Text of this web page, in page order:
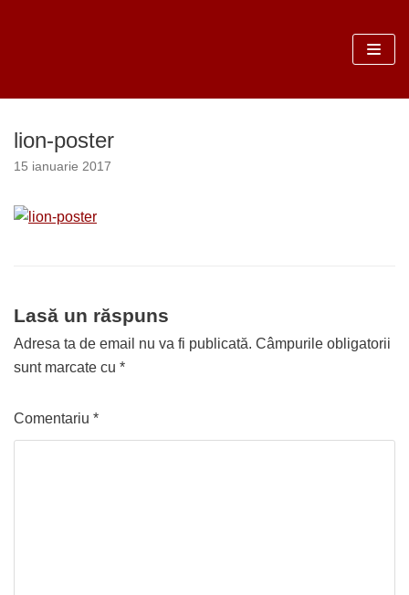
conținut
lion-poster
15 ianuarie 2017
Lasă un răspuns
Adresa ta de email nu va fi publicată. Câmpurile obligatorii
sunt marcate cu *
Comentariu *